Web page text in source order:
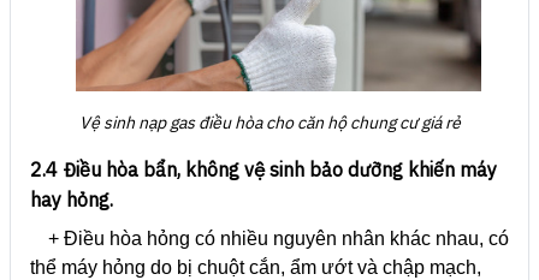
Vệ sinh nạp gas điều hòa cho căn hộ chung cư giá rẻ
2.4 Điều hòa bẩn, không vệ sinh bảo dưỡng khiến máy
hay hỏng.
+ Điều hòa hỏng có nhiều nguyên nhân khác nhau, có
thể máy hỏng do bị chuột cắn, ẩm ướt và chập mạch,